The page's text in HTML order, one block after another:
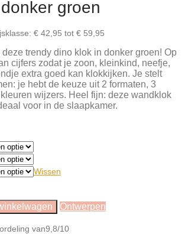
groen
€ 42,95 tot € 59,95
trendy dino klok in donker groen! Op
cijfers zodat je zoon, kleinkind, neefje,
extra goed kan klokkijken. Je stelt
je hebt de keuze uit 2 formaten, 3
wijzers. Heel fijn: deze wandklok
voor in de slaapkamer.
Wissen
Ontwerpen
van9,8/10